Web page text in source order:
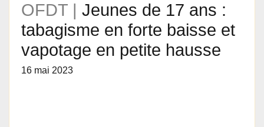
OFDT | Jeunes de 17 ans :
tabagisme en forte baisse et
vapotage en petite hausse
16 mai 2023